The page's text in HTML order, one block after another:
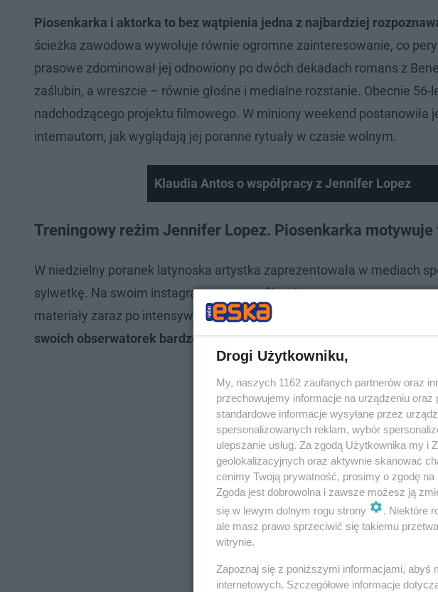
Piosenkarka i aktorka to bez wątpienia jedna z najbardziej
ścieżka zawodowa wywołuje równie ogromne zainteresowanie, co
prasowe zdominował jej odnowiony po dwóch dekadach romans z
zaślubin, a wreszcie – równie głośne i medialne rozstanie. Obecnie
nadchodzącego projektu filmowego. W miniony weekend postanowiła
internautom, jak wyglądają jej poranne rytuały w czasie wolnym.
Klaudia Antos o współpracy z Jennifer Lopez
Treningowy reżim Jennifer Lopez. Piosenkarka motywuje
W niedzielny poranek latynoska artystka zaprezentowała w mediach
sylwetkę. Na swoim instagramowym profilu, obserwowanym przez
materiały zaraz po intensywnym treningu.
swoich obserwatorek bardzo bezpośredni komunikat motywacyjny.
Drogi Użytkowniku,
My, naszych 1162 zaufanych partnerów oraz
przechowujemy informacje na urządzeniu
standardowe informacje wysyłane przez
spersonalizowanych reklam, wybór
ulepszanie usług. Za zgodą Użytkownika my i
geolokalizacyjnych oraz aktywnie skanować
cenimy Twoją prywatność, prosimy o zgodę
Zgoda jest dobrowolna i zawsze możesz ją
się w lewym dolnym rogu strony
. Niektóre
ale masz prawo sprzeciwić się takiemu
witrynie.
Zapoznaj się z poniższymi informacjami, abyś
internetowych. Szczegółowe informacje